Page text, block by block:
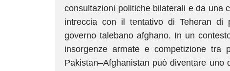
consultazioni politiche bilaterali e da una
intreccia con il tentativo di Teheran di
governo talebano afghano. In un
insorgenze armate e competizione tra
Pakistan–Afghanistan può diventare uno